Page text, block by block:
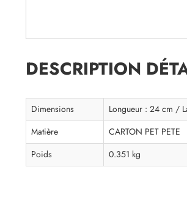
DESCRIPTION
Dimensions
Longueur : 24 cm /
Matière
CARTON PET PETE
Poids
0.351 kg